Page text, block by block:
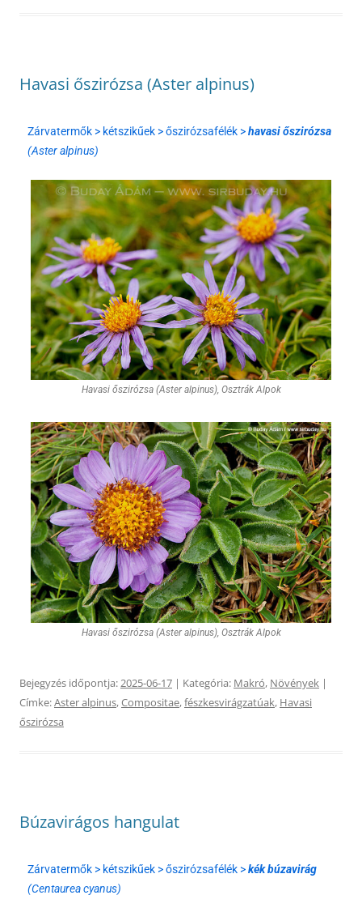
Havasi őszirózsa (Aster alpinus)
Zárvatermők > kétszikűek > őszirózsafélék >havasi őszirózsa
(Aster alpinus)
Havasi őszirózsa (Aster alpinus), Osztrák Alpok
Havasi őszirózsa (Aster alpinus), Osztrák Alpok
Bejegyzés időpontja:2025-06-17 | Kategória: Makró, Növények |
Címke:Aster alpinus,Compositae,fészkesvirágzatúak, Havasi
őszirózsa
Búzavirágos hangulat
Zárvatermők > kétszikűek > őszirózsafélék >kék búzavirág
(Centaurea cyanus)